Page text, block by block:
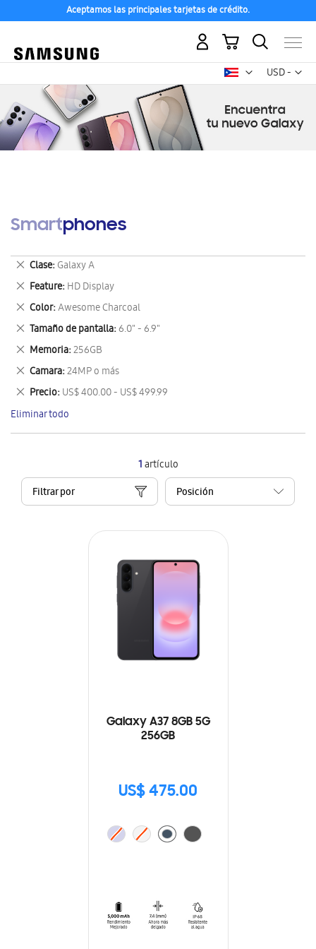
Aceptamos las principales tarjetas de crédito.
USD -
dólar
Mi carrito
Smartphones
1artículo
Filtrar por
Galaxy A37 8GB 5G
256GB
US$ 475.00
Clase Galaxy A
Eliminar
este
artículo
Feature HD Display
Eliminar
este
artículo
Color Awesome Charcoal
Eliminar
este
artículo
Tamaño de pantalla 6.0" - 6.9"
Eliminar
este
artículo
Memoria 256GB
Eliminar
este
artículo
Camara 24MP o más
Eliminar
este
artículo
Precio US$ 400.00 - US$ 499.99
Eliminar
este
artículo
Eliminar todo